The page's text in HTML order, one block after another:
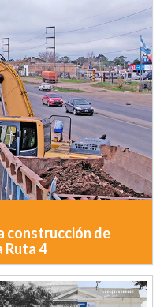
construcción de
Ruta 4